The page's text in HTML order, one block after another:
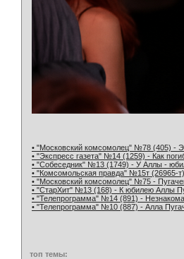
• "Московский комсомолец" №78 (405) -
• "Экспресс газета" №14 (1259) - Как
• "Собеседник" №13 (1749) - У Аллы -
• "Комсомольская правда" №15т (26965-
• "Московский комсомолец" №75 -
• "СтарХит" №13 (168) - К юбилею Аллы
• "Телепрограмма" №14 (891) -
• "Телепрограмма" №10 (887) - Алла
топ темы: